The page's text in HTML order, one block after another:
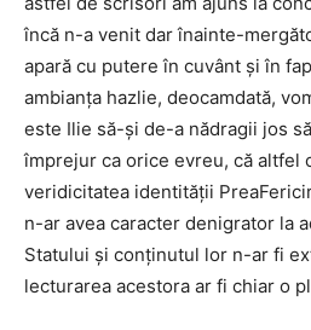
încă n-a venit dar înainte-
apară cu putere în cuvânt și în
ambianța hazlie, deocamdată,
este Ilie să-și de-a nădragii jos
împrejur ca orice evreu, că altfel
veridicitatea identității
n-ar avea caracter denigrator la
Statului și conținutul lor n-ar fi
lecturarea acestora ar fi chiar o